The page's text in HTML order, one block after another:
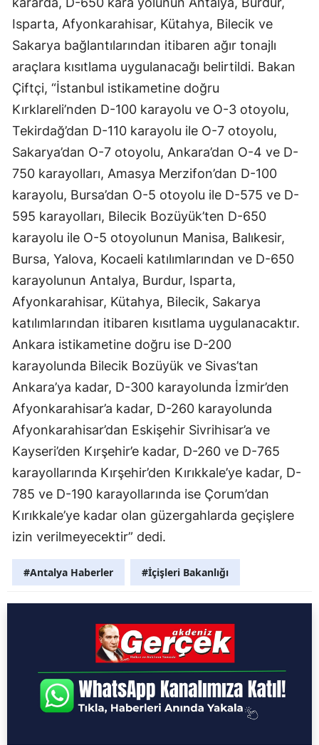
Isparta, Afyonkarahisar, Kütahya, Bilecik ve
Sakarya bağlantılarından itibaren ağır tonajlı
araçlara kısıtlama uygulanacağı belirtildi. Bakan
Çiftçi, “İstanbul istikametine doğru
Kırklareli’nden D-100 karayolu ve O-3 otoyolu,
Tekirdağ’dan D-110 karayolu ile O-7 otoyolu,
Sakarya’dan O-7 otoyolu, Ankara’dan O-4 ve D-
750 karayolları, Amasya Merzifon’dan D-100
karayolu, Bursa’dan O-5 otoyolu ile D-575 ve D-
595 karayolları, Bilecik Bozüyük’ten D-650
karayolu ile O-5 otoyolunun Manisa, Balıkesir,
Bursa, Yalova, Kocaeli katılımlarından ve D-650
karayolunun Antalya, Burdur, Isparta,
Afyonkarahisar, Kütahya, Bilecik, Sakarya
katılımlarından itibaren kısıtlama uygulanacaktır.
Ankara istikametine doğru ise D-200
karayolunda Bilecik Bozüyük ve Sivas’tan
Ankara’ya kadar, D-300 karayolunda İzmir’den
Afyonkarahisar’a kadar, D-260 karayolunda
Afyonkarahisar’dan Eskişehir Sivrihisar’a ve
Kayseri’den Kırşehir’e kadar, D-260 ve D-765
karayollarında Kırşehir’den Kırıkkale’ye kadar, D-
785 ve D-190 karayollarında ise Çorum’dan
Kırıkkale’ye kadar olan güzergahlarda geçişlere
izin verilmeyecektir” dedi.
#Antalya Haberler #İçişleri Bakanlığı